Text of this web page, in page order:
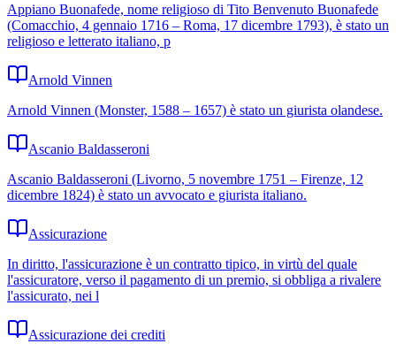
Appiano Buonafede, nome religioso di Tito Benvenuto Buonafede
(Comacchio, 4 gennaio 1716 – Roma, 17 dicembre 1793), è stato un
religioso e letterato italiano, p
Arnold Vinnen
Arnold Vinnen (Monster, 1588 – 1657) è stato un giurista olandese.
Ascanio Baldasseroni
Ascanio Baldasseroni (Livorno, 5 novembre 1751 – Firenze, 12
dicembre 1824) è stato un avvocato e giurista italiano.
Assicurazione
In diritto, l'assicurazione è un contratto tipico, in virtù del quale
l'assicuratore, verso il pagamento di un premio, si obbliga a rivalere
l'assicurato, nei l
Assicurazione dei crediti